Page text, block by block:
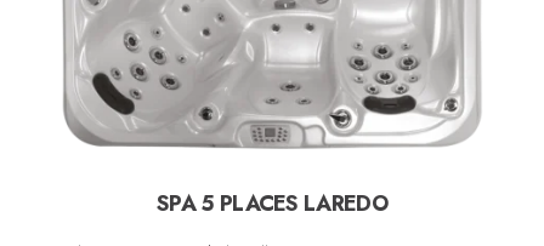
SPA 5 PLACES LAREDO